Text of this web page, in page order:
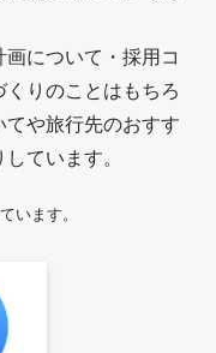
について・採用コ
りのことはもちろ
や旅行先のおすす
ています。
います。